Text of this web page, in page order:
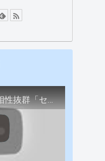
【毛穴ゼロメイク】相性抜群「セフィーヌファンデ+オルビスの下地」で簡単毛穴レス肌に仕上げる